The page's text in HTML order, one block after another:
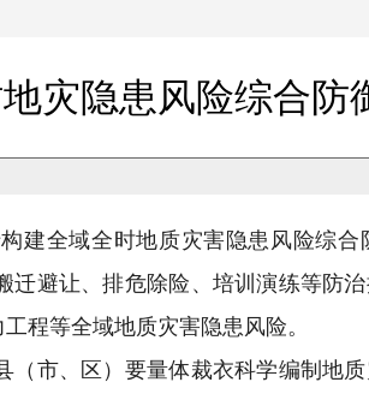
灾隐患风险综合防
建全域全时地质灾害隐患风险综
避让、排危除险、培训演练等防
程等全域地质灾害隐患风险。
市、区）要量体裁衣科学编制地